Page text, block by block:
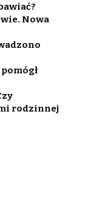
Nowa
rodzinnej